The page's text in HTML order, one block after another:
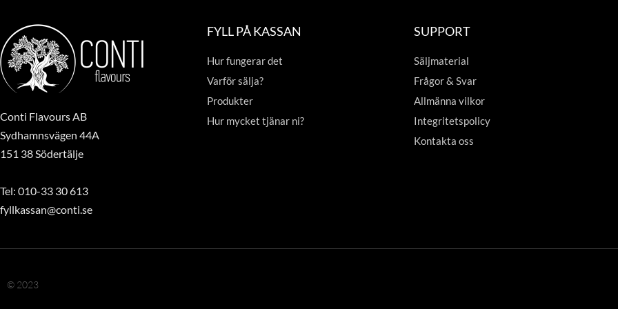
Conti Flavours AB
Sydhamnsvägen 44A
151 38 Södertälje
Tel: 010-33 30 613
fyllkassan@conti.se
FYLL PÅ KASSAN
Hur fungerar det
Varför sälja?
Produkter
Hur mycket tjänar ni?
SUPPORT
Säljmaterial
Frågor & Svar
Allmänna vilkor
Integritetspolicy
Kontakta oss
© 2023